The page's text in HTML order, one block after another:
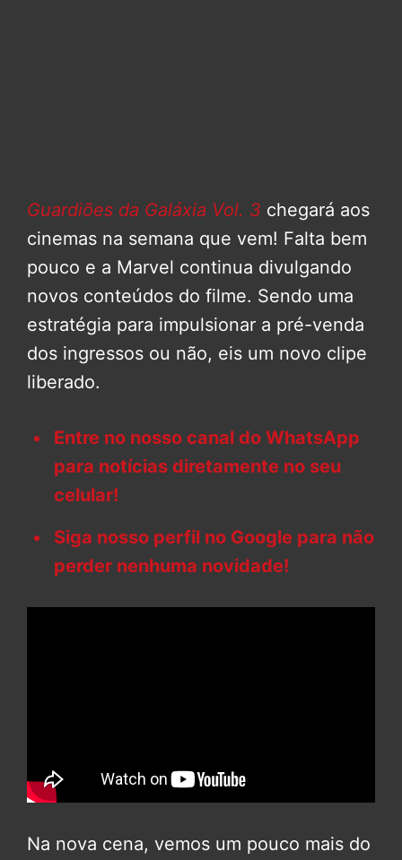
Guardiões da Galáxia Vol. 3 chegará aos
cinemas na semana que vem! Falta bem
pouco e a Marvel continua divulgando
novos conteúdos do filme. Sendo uma
estratégia para impulsionar a pré-venda
dos ingressos ou não, eis um novo clipe
liberado.
Entre no nosso canal do WhatsApp
para notícias diretamente no seu
celular!
Siga nosso perfil no Google para não
perder nenhuma novidade!
Na nova cena, vemos um pouco mais do